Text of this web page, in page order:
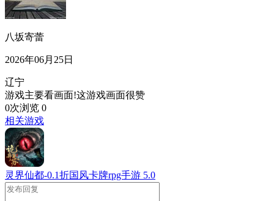
八坂寄蕾
2026年06月25日
辽宁
游戏主要看画面!这游戏画面很赞
0次浏览 0
相关游戏
灵界仙都-0.1折国风卡牌rpg手游 5.0